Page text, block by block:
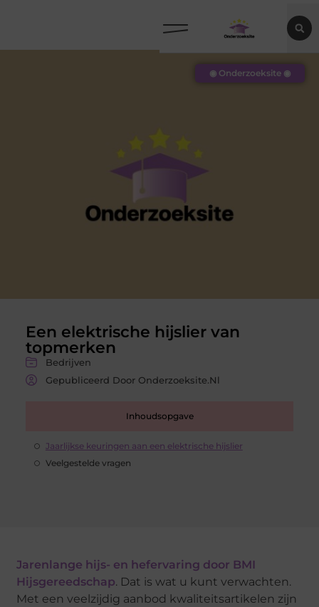
Een elektrische hijslier van
topmerken
Bedrijven
Gepubliceerd Door Onderzoeksite.nl
Inhoudsopgave
Jaarlijkse keuringen aan een elektrische hijslier
Veelgestelde vragen
◉ Onderzoeksite ◉
Jarenlange hijs- en hefervaring door BMI
Hijsgereedschap. Dat is wat u kunt verwachten.
Met een veelzijdig aanbod kwaliteitsartikelen zijn